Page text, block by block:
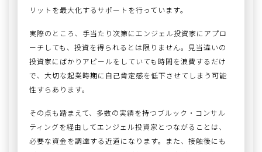
リットを最大化するサポートを行っています。
実際のところ、手当たり次第にエンジェル投資家にアプロ
ーチしても、投資を得られるとは限りません。見当違いの
投資家にばかりアピールをしていても時間を浪費するだけ
で、大切な起業時期に自己肯定感を低下させてしまう可能
性すらあります。
その点も踏まえて、多数の実績を持つブルック・コンサル
ティングを経由してエンジェル投資家とつながることは、
必要な資金を調達する近道になります。また、接触後にも